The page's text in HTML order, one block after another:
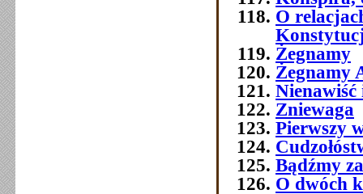
O
Żegnamy
Żegnamy
Nienawiść
Zniewaga
Pierwszy
Bądźmy
O dwóch